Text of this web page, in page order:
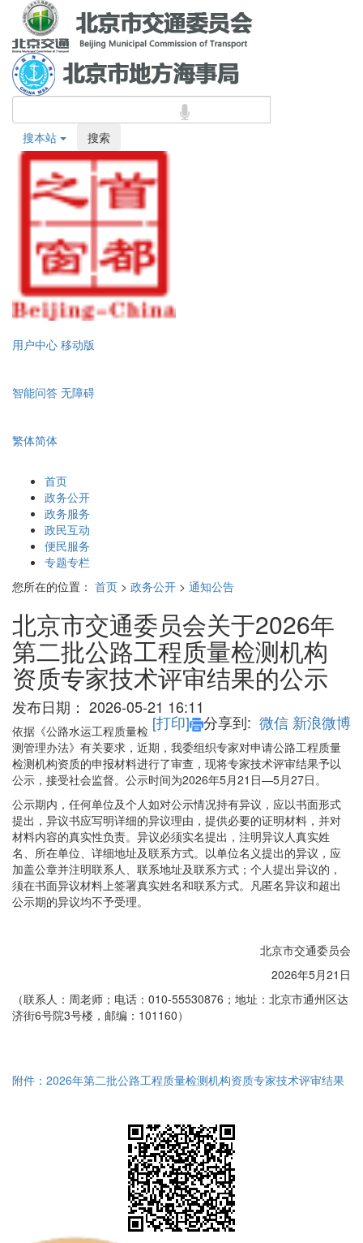
搜本站 搜索
用户中心 移动版
智能问答 无障碍
繁体简体
首页
政务公开
政务服务
政民互动
便民服务
专题专栏
您所在的位置： 首页 > 政务公开 > 通知公告
北京市交通委员会关于2026年
第二批公路工程质量检测机构
资质专家技术评审结果的公示
发布日期： 2026-05-21 16:11
[打印] 分享到: 微信 新浪微博
依据《公路水运工程质量检
测管理办法》有关要求，近期，我委组织专家对申请公路工程质量
检测机构资质的申报材料进行了审查，现将专家技术评审结果予以
公示，接受社会监督。公示时间为2026年5月21日—5月27日。
公示期内，任何单位及个人如对公示情况持有异议，应以书面形式
提出，异议书应写明详细的异议理由，提供必要的证明材料，并对
材料内容的真实性负责。异议必须实名提出，注明异议人真实姓
名、所在单位、详细地址及联系方式。以单位名义提出的异议，应
加盖公章并注明联系人、联系地址及联系方式；个人提出异议的，
须在书面异议材料上签署真实姓名和联系方式。凡匿名异议和超出
公示期的异议均不予受理。
北京市交通委员会
2026年5月21日
（联系人：周老师；电话：010-55530876；地址：北京市通州区达
济街6号院3号楼，邮编：101160）
附件：2026年第二批公路工程质量检测机构资质专家技术评审结果